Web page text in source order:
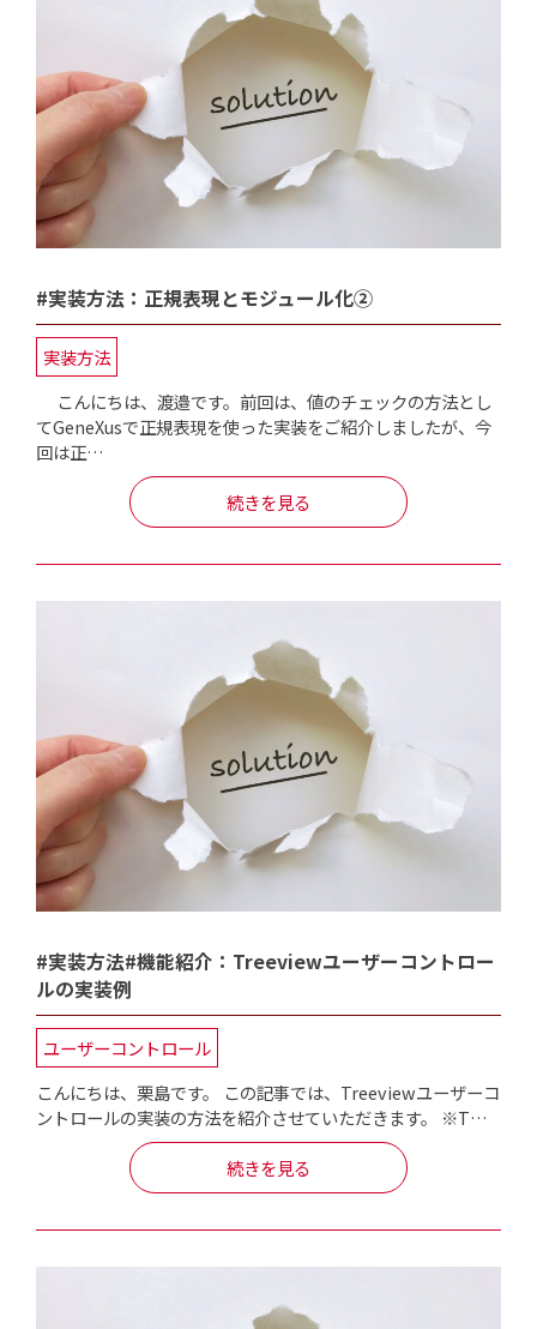
#実装方法：正規表現とモジュール化②
実装方法
こんにちは、渡邉です。前回は、値のチェックの方法とし
てGeneXusで正規表現を使った実装をご紹介しましたが、今
回は正…
続きを見る
#実装方法#機能紹介：Treeviewユーザーコントロー
ルの実装例
ユーザーコントロール
こんにちは、栗島です。 この記事では、Treeviewユーザーコ
ントロールの実装の方法を紹介させていただきます。 ※T…
続きを見る